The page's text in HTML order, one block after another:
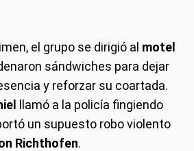
el grupo se dirigió al motel
sándwiches para dejar
y reforzar su coartada.
llamó a la policía fingiendo
un supuesto robo violento
Richthofen.